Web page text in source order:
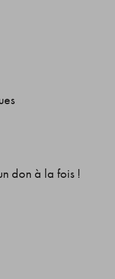
don à la fois !